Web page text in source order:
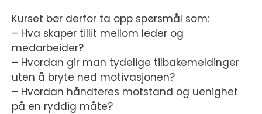
Kurset bør derfor ta opp spørsmål som:
– Hva skaper tillit mellom leder og
medarbeider?
– Hvordan gir man tydelige tilbakemeldinger
uten å bryte ned motivasjonen?
– Hvordan håndteres motstand og uenighet
på en ryddig måte?